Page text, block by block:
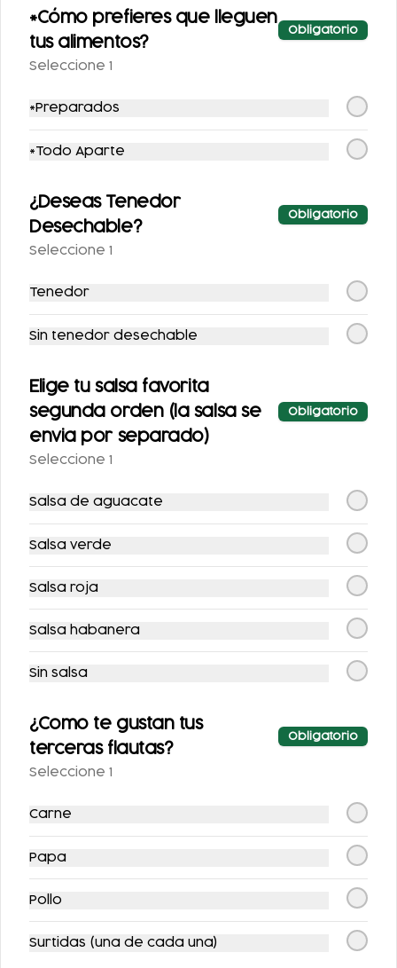
ENFRIJOLADAS
POLLO
HUEVOS
REVUELTOS CON
JAMÓN
$86.00
SENCILLOS
GUISADO
CHILAQUILES CON
*Cómo prefieres que lleguen
tus alimentos?
Obligatorio
Seleccione 1
*Preparados
*Todo Aparte
¿Deseas Tenedor
Desechable?
Obligatorio
Seleccione 1
Tenedor
Sin tenedor desechable
Elige tu salsa favorita
segunda orden (la salsa se
envia por separado)
Obligatorio
Seleccione 1
Salsa de aguacate
Salsa verde
Salsa roja
Salsa habanera
Sin salsa
¿Como te gustan tus
terceras flautas?
Obligatorio
Seleccione 1
Carne
Papa
Pollo
Surtidas (una de cada una)